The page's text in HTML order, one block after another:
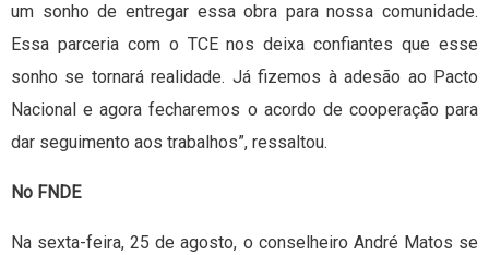
um sonho de entregar essa obra para nossa comunidade.
Essa parceria com o TCE nos deixa confiantes que esse
sonho se tornará realidade. Já fizemos à adesão ao Pacto
Nacional e agora fecharemos o acordo de cooperação para
dar seguimento aos trabalhos”, ressaltou.
No FNDE
Na sexta-feira, 25 de agosto, o conselheiro André Matos se